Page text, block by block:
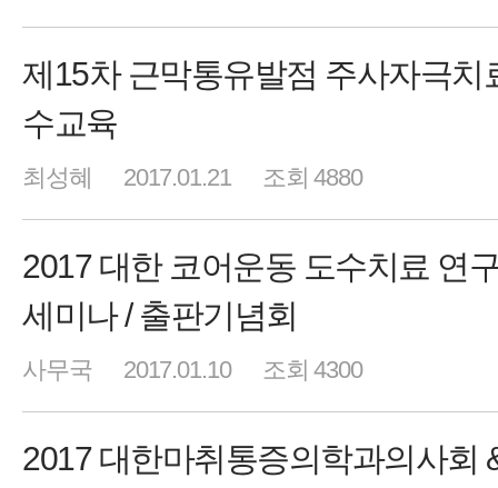
제15차 근막통유발점 주사자극치
수교육
최성혜 2017.01.21 조회 4880
2017 대한 코어운동 도수치료 연
세미나 / 출판기념회
사무국 2017.01.10 조회 4300
2017 대한마취통증의학과의사회